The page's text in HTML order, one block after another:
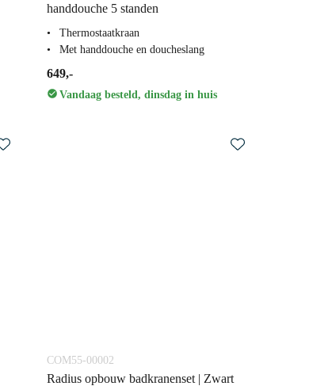
handdouche 5 standen
Thermostaatkraan
Met handdouche en doucheslang
649,-
Vandaag besteld, dinsdag in huis
COM55-00002
Radius opbouw badkranenset | Zwart